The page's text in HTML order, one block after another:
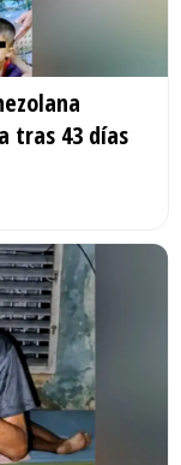
tras 43 días